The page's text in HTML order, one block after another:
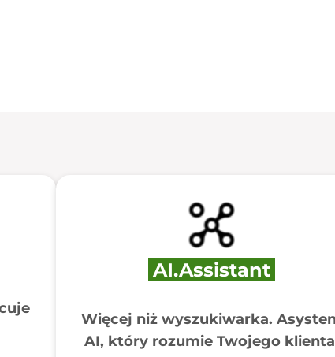
AI.Assistant
Więcej niż wyszukiwarka.
AI, który rozumie Twojego